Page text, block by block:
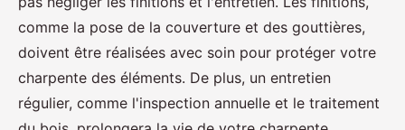
comme la pose de la couverture et des gouttières,
doivent être réalisées avec soin pour protéger votre
charpente des éléments. De plus, un entretien
régulier, comme l'inspection annuelle et le traitement